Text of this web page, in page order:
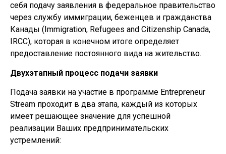
себя подачу заявления в федеральное правительство
через службу иммиграции, беженцев и гражданства
Канады (Immigration, Refugees and Citizenship Canada,
IRCC), которая в конечном итоге определяет
предоставление постоянного вида на жительство.
Двухэтапный процесс подачи заявки
Подача заявки на участие в программе Entrepreneur
Stream проходит в два этапа, каждый из которых
имеет решающее значение для успешной
реализации Ваших предпринимательских
устремлений: